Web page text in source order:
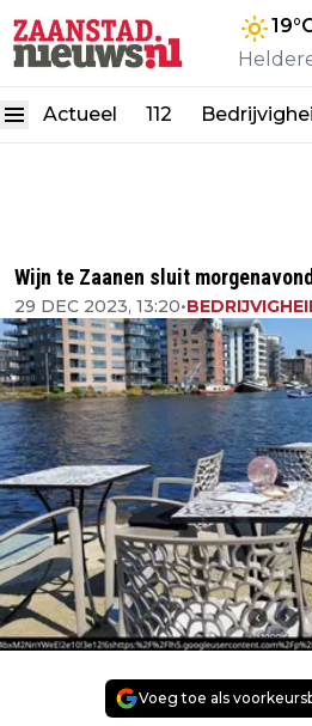
19
Actueel 112
Wijn te Zaanen sluit
29 DEC 2023, 13:20•
Voeg toe als